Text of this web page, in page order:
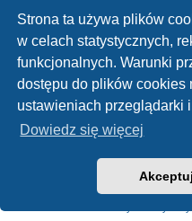
Strona ta używa plików
w celach statystycznych,
funkcjonalnych. Warunki
dostępu do plików cookies
ustawieniach przeglądarki
Dowiedz się więcej
TWOJE UPRAWNIENIA NA TYM FORUM
Nie możesztworzyć nowych tematów
Nie możesz
odpowiadać w tematach
Nie możeszzmieniać swoich postów
Nie możeszusuwać swoich postów
dodawać załączników
Technologię dostarczaphpBB
Polski pakiet